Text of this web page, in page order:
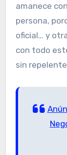
amanece
persona,
oficial… y
con todo
sin